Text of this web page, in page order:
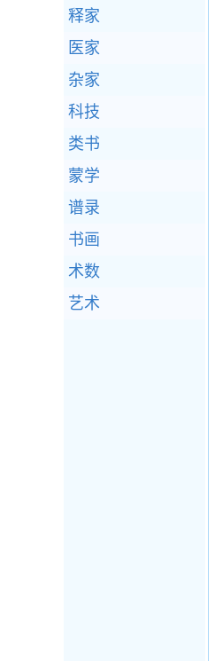
释家
医家
杂家
科技
类书
蒙学
谱录
书画
术数
艺术